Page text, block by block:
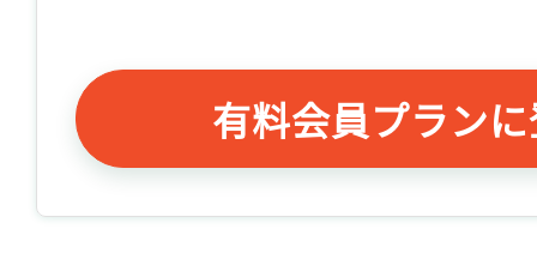
有料会員プラン